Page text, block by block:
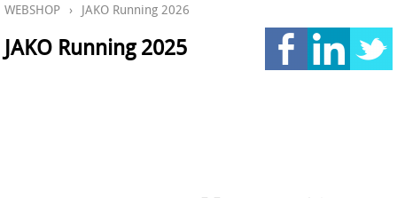
JAKO TEAMLINES 2026
JAKO Voetbal 2026
Klantengroepen
Verzending - betaling
CONTACT
MY ISPORT11
WEBSHOP › JAKO Running 2026
JAKO Running 2025